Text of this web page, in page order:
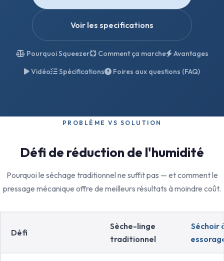
Voir les specifications
Pourquoi Squeezer Comment ça marche
Avantages
Vidéo
Spécifications Foires aux questions (FAQ)
PROBLÈME VS SOLUTION
Défi de réduction de l'humidité
Pourquoi le séchage traditionnel ne suffit pas — et comment le
pressage mécanique offre de meilleurs résultats à moindre coût.
Défi
Sèche-linge
traditionnel
Séchoir